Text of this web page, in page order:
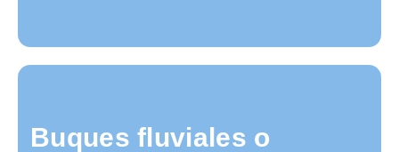
Buques fluviales o